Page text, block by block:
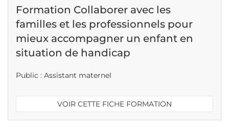
Formation Collaborer avec les
familles et les professionnels pour
mieux accompagner un enfant en
situation de handicap
Public : Assistant maternel
VOIR CETTE FICHE FORMATION